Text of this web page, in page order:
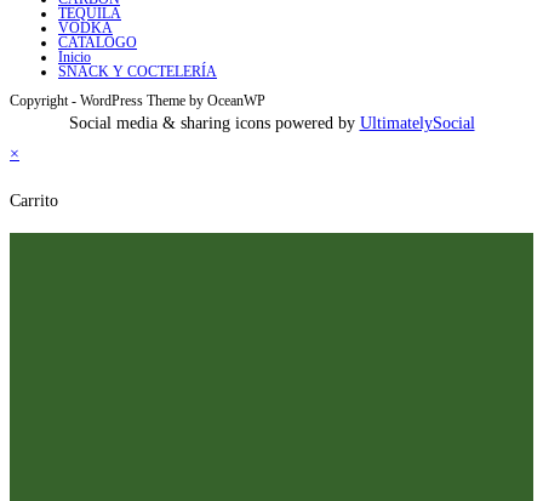
TEQUILA
VODKA
CATALOGO
Inicio
SNACK Y COCTELERÍA
Copyright - WordPress Theme by OceanWP
Social media & sharing icons powered by UltimatelySocial
×
Carrito